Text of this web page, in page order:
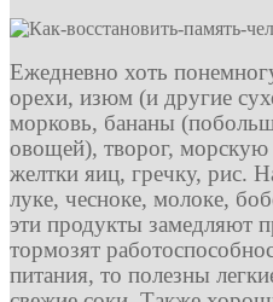
Ежедневно хоть
орехи, изюм (и другие
морковь, бананы
овощей), творог, морскую
желтки яиц, гречку, рис.
луке, чесноке, молоке,
эти продукты замедляют
тормозят
питания, то полезны